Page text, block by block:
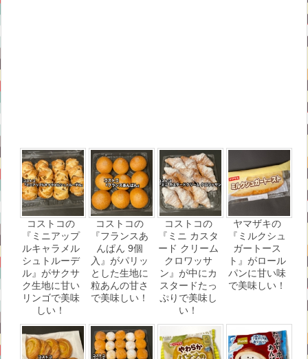
コストコの
『ミニアップ
ルキャラメル
シュトルーデ
ル』がサクサ
ク生地に甘い
リンゴで美味
しい！
コストコの
『フランスあ
んぱん 9個
入』がパリッ
とした生地に
粒あんの甘さ
で美味しい！
コストコの
『ミニ カスタ
ード クリーム
クロワッサ
ン』が中にカ
スタードたっ
ぷりで美味し
い！
ヤマザキの
『ミルクシュ
ガートース
ト』がロール
パンに甘い味
で美味しい！